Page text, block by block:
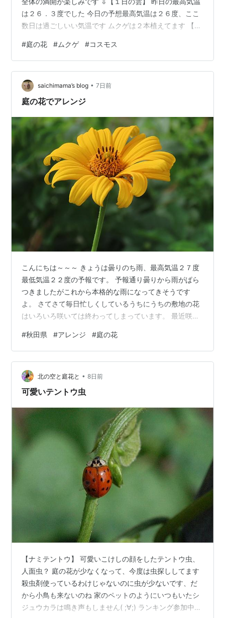
は２６．３度でした 今日の予想最高気温は２６度、ここ
数日は過ごしいい気温です ムクゲは２本植えてます 【コ
モスが咲くと秋を感じます 塀の裏の借家が無くなって
色々な雑草が咲いてます 【フロックス】盆花 【百日草】
沢山咲いて賑わってます💕 ランキング参加中花のある風
景 ランキング参加中高山植物、山野草、草花が好き ラン
キング参加中みんなの花図鑑 ランキング参加中野生動
#庭の花 #ムクゲ #コスモス
saichimama’s blog • 7日前
庭の花でアレンジ
こんにちは～～～ きょうは曇りのち雨、最高気温２７度
最低気温２２度の予報です。 予報通り曇りから雨がぱら
つきましたがこれから本格的な雨になってきそうです
よ。 さてさて毎日忙しくしているうちにうちの敷地の花
はいろいろ咲いては終わってしまっています。 最近咲い
ものように自己流のさいち流ですが自己満足で楽しんで
いますよ。 まずは姫ひまわり。 ビタミンカラーの花に元
気がもらえます ミントとアゲラタム、そしてブラックベ
リーの実を活けてみました こちらはミントとちょっとフ
ライング気味に咲いたアスターと斑入りの水引そしてお
#秋田県 #アレンジ #庭の花
北の空と庭花と • 8日前
可愛いテントウ虫
【ナミテントウ】 可愛いこけしの顔をしたテントウ虫、
人面虫？ 庭の花が少なくなって、今度は虫探ししてます
殺虫剤使っているわけじゃないのに虫が少ないです、だ
から小鳥も来ないのね 家のペットのようにいつもいたシ
ジュウカラは鳴き声もしません( ;∀;) ランキング参加中み